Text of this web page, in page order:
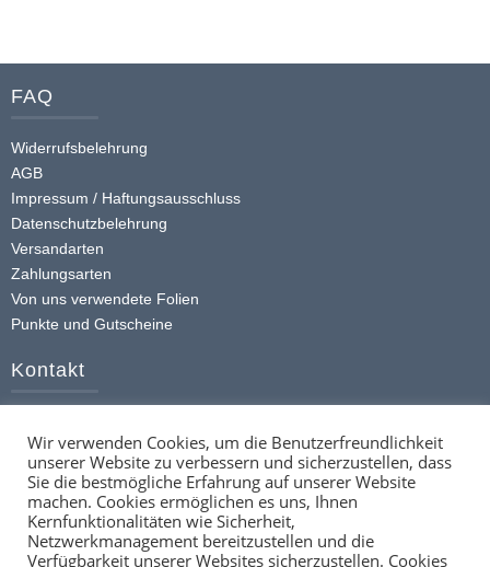
auf.
auf
der
Produktseite
gewählt
werden
FAQ
Widerrufsbelehrung
AGB
Impressum / Haftungsausschluss
Datenschutzbelehrung
Versandarten
Zahlungsarten
Von uns verwendete Folien
Punkte und Gutscheine
Kontakt
info@ttstickerz.de
Kontaktformular
Social
Wir verwenden Cookies, um die Benutzerfreundlichkeit
unserer Website zu verbessern und sicherzustellen, dass
Sie die bestmögliche Erfahrung auf unserer Website
machen. Cookies ermöglichen es uns, Ihnen
Kernfunktionalitäten wie Sicherheit,
Netzwerkmanagement bereitzustellen und die
Verfügbarkeit unserer Websites sicherzustellen. Cookies